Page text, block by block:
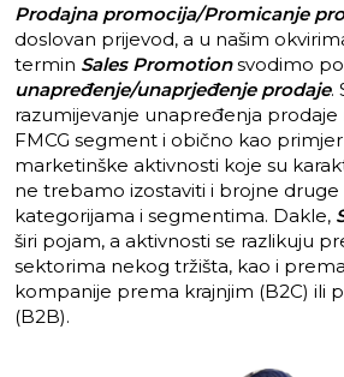
Prodajna promocija/Promicanje
doslovan prijevod, a u našim
termin Sales Promotionsvodimo
unapređenje/unaprjeđenje prodaje.
razumijevanje unapređenja prodaje
FMCG segment i obično kao
marketinške aktivnosti koje su
ne trebamo izostaviti i brojne
kategorijama i segmentima. Dakle,
širi pojam, a aktivnosti se razlikuju
sektorima nekog tržišta, kao i
kompanije prema krajnjim (B2C) ili
(B2B).